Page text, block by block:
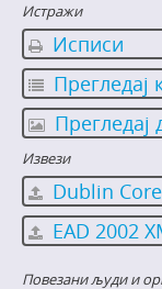
Истражи
Исписи
Прегледај
Прегледај
Извези
Dublin
EAD 2002
Повезани људи и